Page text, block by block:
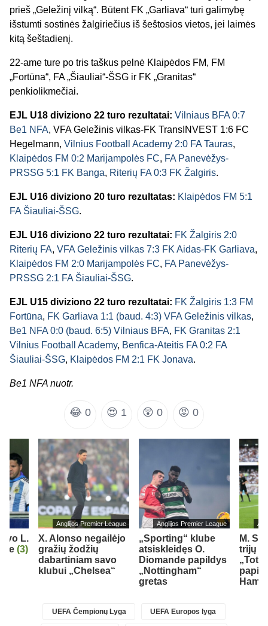
prieš „Geležinį vilką“. Būtent FK „Garliava“ turi galimybę
išstumti sostinės žalgiriečius iš šeštosios vietos, jei laimės
kitą šeštadienį.
22-ame ture po tris taškus pelnė Klaipėdos FM, FM
„Fortūna“, FA „Šiauliai“-ŠSG ir FK „Granitas“
penkiolikmečiai.
EJL U18 diviziono 22 turo rezultatai: Vilniaus BFA 0:7
Be1 NFA, VFA Geležinis vilkas-FK TransINVEST 1:6 FC
Hegelmann, Vilnius Football Academy 2:0 FA Tauras,
Klaipėdos FM 0:2 Marijampolės FC, FA Panevėžys-
PRSSG 5:1 FK Banga, Riterių FA 0:3 FK Žalgiris.
EJL U16 diviziono 20 turo rezultatas: Klaipėdos FM 5:1
FA Šiauliai-ŠSG.
EJL U16 diviziono 22 turo rezultatai: FK Žalgiris 2:0
Riterių FA, VFA Geležinis vilkas 7:3 FK Aidas-FK Garliava,
Klaipėdos FM 2:0 Marijampolės FC, FA Panevėžys-
PRSSG 2:1 FA Šiauliai-ŠSG.
EJL U15 diviziono 22 turo rezultatai: FK Žalgiris 1:3 FM
Fortūna, FK Garliava 1:1 (baud. 4:3) VFA Geležinis vilkas,
Be1 NFA 0:0 (baud. 6:5) Vilniaus BFA, FK Granitas 2:1
Vilnius Football Academy, Benfica-Ateitis FA 0:2 FA
Šiauliai-ŠSG, Klaipėdos FM 2:1 FK Jonava.
Be1 NFA nuotr.
😂 0 😍 1 😲 0 😡 0
L.
(3)
Anglijos Premier League
X. Alonso negailėjo
gražių žodžių
dabartiniam savo
klubui „Chelsea“
Anglijos Premier League
„Sporting“ klube
atsiskleidęs O.
Diomande papildys
„Nottingham“
gretas
M.
trijų
UEFA Čempionų Lyga UEFA Europos lyga